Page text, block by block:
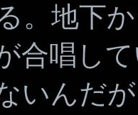
。地下
合唱し
いんだ